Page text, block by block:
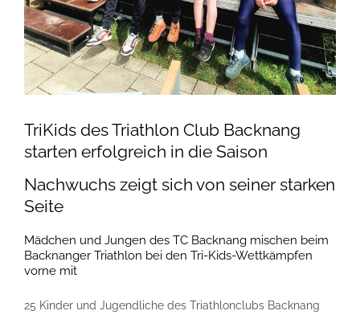
TriKids des Triathlon Club Backnang
starten erfolgreich in die Saison
Nachwuchs zeigt sich von seiner starken
Seite
Mädchen und Jungen des TC Backnang mischen beim
Backnanger Triathlon bei den Tri-Kids-Wettkämpfen
vorne mit
25 Kinder und Jugendliche des Triathlonclubs Backnang